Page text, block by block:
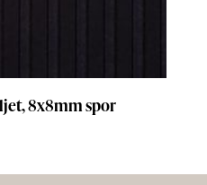
8x8mm spor